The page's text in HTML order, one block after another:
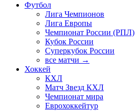
Футбол
Лига Чемпионов
Лига Европы
Чемпионат России (РПЛ)
Кубок России
Суперкубок России
все матчи →
Хоккей
КХЛ
Матч Звезд КХЛ
Чемпионат мира
Еврохоккейтур